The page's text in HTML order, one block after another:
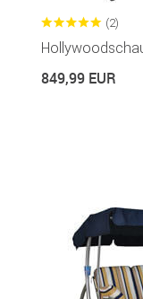
(2)
849,99 EUR